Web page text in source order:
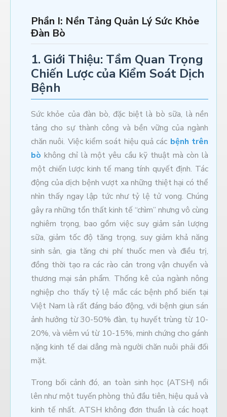
Phần I: Nền Tảng Quản Lý Sức Khỏe
Đàn Bò
1. Giới Thiệu: Tầm Quan Trọng
Chiến Lược của Kiểm Soát Dịch
Bệnh
Sức khỏe của đàn bò, đặc biệt là bò sữa, là nền
tảng cho sự thành công và bền vững của ngành
chăn nuôi. Việc kiểm soát hiệu quả các bệnh trên
bò không chỉ là một yêu cầu kỹ thuật mà còn là
một chiến lược kinh tế mang tính quyết định. Tác
động của dịch bệnh vượt xa những thiệt hại có thể
nhìn thấy ngay lập tức như tỷ lệ tử vong. Chúng
gây ra những tổn thất kinh tế “chìm” nhưng vô cùng
nghiêm trọng, bao gồm việc suy giảm sản lượng
sữa, giảm tốc độ tăng trọng, suy giảm khả năng
sinh sản, gia tăng chi phí thuốc men và điều trị,
đồng thời tạo ra các rào cản trong vận chuyển và
thương mại sản phẩm. Thống kê của ngành nông
nghiệp cho thấy tỷ lệ mắc các bệnh phổ biến tại
Việt Nam là rất đáng báo động, với bệnh giun sán
ảnh hưởng từ 30-50% đàn, tụ huyết trùng từ 10-
20%, và viêm vú từ 10-15%, minh chứng cho gánh
nặng kinh tế dai dẳng mà người chăn nuôi phải đối
mặt.
Trong bối cảnh đó, an toàn sinh học (ATSH) nổi
lên như một tuyến phòng thủ đầu tiên, hiệu quả và
kinh tế nhất. ATSH không đơn thuần là các hoạt